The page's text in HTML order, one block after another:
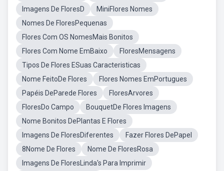
Imagens De FloresD
MiniFlores Nomes
Nomes De FloresPequenas
Flores Com OS NomesMais Bonitos
Flores Com Nome EmBaixo
FloresMensagens
Tipos De Flores ESuas Caracteristicas
Nome FeitoDe Flores
Flores Nomes EmPortugues
Papéis DeParede Flores
FloresArvores
FloresDo Campo
BouquetDe Flores Imagens
Nome Bonitos DePlantas E Flores
Imagens De FloresDiferentes
Fazer Flores DePapel
8Nome De Flores
Nome De FloresRosa
Imagens De FloresLinda's Para Imprimir